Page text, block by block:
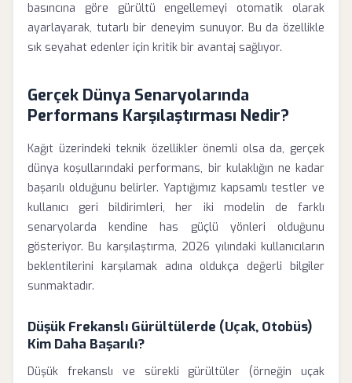
basıncına göre gürültü engellemeyi otomatik olarak
ayarlayarak, tutarlı bir deneyim sunuyor. Bu da özellikle
sık seyahat edenler için kritik bir avantaj sağlıyor.
Gerçek Dünya Senaryolarında
Performans Karşılaştırması Nedir?
Kağıt üzerindeki teknik özellikler önemli olsa da, gerçek
dünya koşullarındaki performans, bir kulaklığın ne kadar
başarılı olduğunu belirler. Yaptığımız kapsamlı testler ve
kullanıcı geri bildirimleri, her iki modelin de farklı
senaryolarda kendine has güçlü yönleri olduğunu
gösteriyor. Bu karşılaştırma, 2026 yılındaki kullanıcıların
beklentilerini karşılamak adına oldukça değerli bilgiler
sunmaktadır.
Düşük Frekanslı Gürültülerde (Uçak, Otobüs)
Kim Daha Başarılı?
Düşük frekanslı ve sürekli gürültüler (örneğin uçak